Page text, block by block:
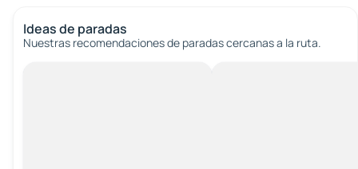
Ideas de paradas
Nuestras recomendaciones de paradas cercanas a la ruta.